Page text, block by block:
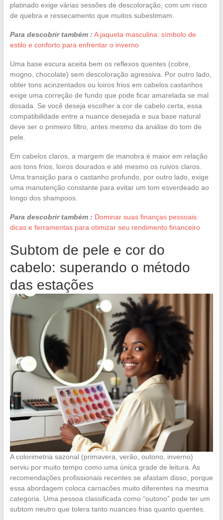
platinado exige várias sessões de descoloração, com um risco
de quebra e ressecamento que muitos subestimam.
Para descobrir também : A jaqueta masculina: símbolo de
estilo e conforto para enfrentar o inverno
Uma base escura aceita bem os reflexos quentes (cobre,
mogno, chocolate) sem descoloração agressiva. Por outro lado,
obter tons acinzentados ou loiros frios em cabelos castanhos
exige uma correção de fundo que pode ficar amarelada se mal
dosada. Se você deseja escolher a cor de cabelo certa, essa
compatibilidade entre a nuance desejada e sua base natural
deve ser o primeiro filtro, antes mesmo da análise do tom de
pele.
Em cabelos claros, a margem de manobra é maior em relação
aos tons frios, loiros dourados e até mesmo os ruivos claros.
Uma transição para o castanho profundo, por outro lado, exige
uma manutenção constante para evitar um tom esverdeado ao
longo dos shampoos.
Para descobrir também : Dominar suas finanças pessoais:
dicas e ferramentas para otimizar seu rendimento financeiro
Subtom de pele e cor do
cabelo: superando o método
das estações
A colorimetria sazonal (primavera, verão, outono, inverno)
serviu por muito tempo como uma única grade de leitura. As
recomendações profissionais recentes se afastam disso, porque
essa abordagem coloca carnacões muito diferentes na mesma
categoria. Uma pessoa classificada como “outono” pode ter um
subtom neutro que tolera tanto nuances frias quanto quentes.